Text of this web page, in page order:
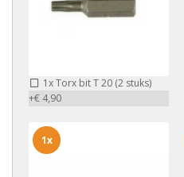
1xTorx bit T 20 (2 stuks)
+€ 4,90
1x